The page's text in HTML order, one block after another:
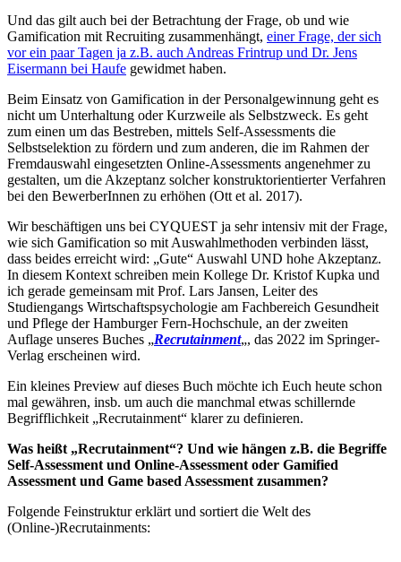
Und das gilt auch bei der Betrachtung der Frage, ob und wie
Gamification mit Recruiting zusammenhängt, einer Frage, der sich
vor ein paar Tagen ja z.B. auch Andreas Frintrup und Dr. Jens
Eisermann bei Haufe gewidmet haben.
Beim Einsatz von Gamification in der Personalgewinnung geht es
nicht um Unterhaltung oder Kurzweile als Selbstzweck. Es geht
zum einen um das Bestreben, mittels Self-Assessments die
Selbstselektion zu fördern und zum anderen, die im Rahmen der
Fremdauswahl eingesetzten Online-Assessments angenehmer zu
gestalten, um die Akzeptanz solcher konstruktorientierter Verfahren
bei den BewerberInnen zu erhöhen (Ott et al. 2017).
Wir beschäftigen uns bei CYQUEST ja sehr intensiv mit der Frage,
wie sich Gamification so mit Auswahlmethoden verbinden lässt,
dass beides erreicht wird: „Gute“ Auswahl UND hohe Akzeptanz.
In diesem Kontext schreiben mein Kollege Dr. Kristof Kupka und
ich gerade gemeinsam mit Prof. Lars Jansen, Leiter des
Studiengangs Wirtschaftspsychologie am Fachbereich Gesundheit
und Pflege der Hamburger Fern-Hochschule, an der zweiten
Auflage unseres Buches „Recrutainment„, das 2022 im Springer-
Verlag erscheinen wird.
Ein kleines Preview auf dieses Buch möchte ich Euch heute schon
mal gewähren, insb. um auch die manchmal etwas schillernde
Begrifflichkeit „Recrutainment“ klarer zu definieren.
Was heißt „Recrutainment“? Und wie hängen z.B. die Begriffe
Self-Assessment und Online-Assessment oder Gamified
Assessment und Game based Assessment zusammen?
Folgende Feinstruktur erklärt und sortiert die Welt des
(Online-)Recrutainments: